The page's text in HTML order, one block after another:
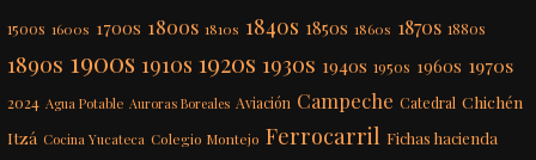
1500s 1600s 1700s 1800s 1810s 1840s 1850s 1860s 1870s 1880s
1890s 1900s 1910s 1920s 1930s 1940s 1950s 1960s 1970s
2024 Agua Potable Auroras Boreales Aviación Campeche Catedral Chichén
Itzá Cocina Yucateca Colegio Montejo Ferrocarril Fichas hacienda